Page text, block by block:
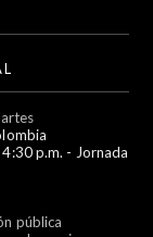
p.m. - Jornada
pública